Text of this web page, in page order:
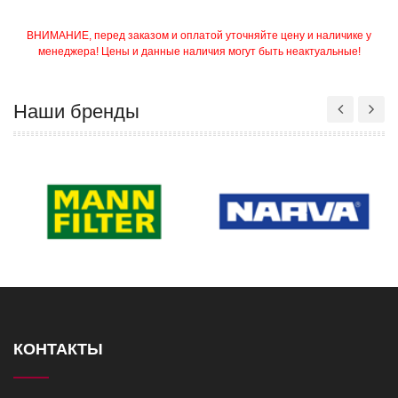
ВНИМАНИЕ, перед заказом и оплатой уточняйте цену и наличике у
менеджера! Цены и данные наличия могут быть неактуальные!
Наши бренды
КОНТАКТЫ